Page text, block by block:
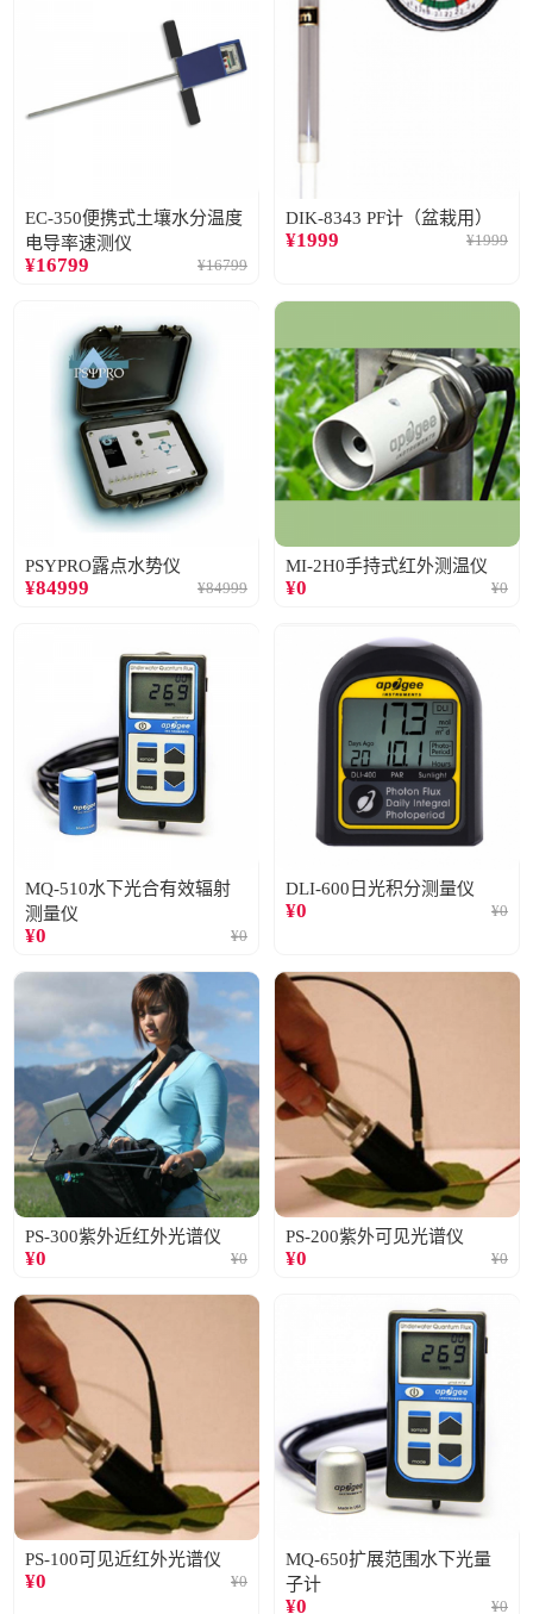
EC-350便携式土壤水分温度
电导率速测仪
¥16799 ¥16799
DIK-8343 PF计（盆栽用）
¥1999 ¥1999
PSYPRO露点水势仪
¥84999 ¥84999
MI-2H0手持式红外测温仪
¥0 ¥0
MQ-510水下光合有效辐射
测量仪
¥0 ¥0
DLI-600日光积分测量仪
¥0 ¥0
PS-300紫外近红外光谱仪
¥0 ¥0
PS-200紫外可见光谱仪
¥0 ¥0
PS-100可见近红外光谱仪
¥0 ¥0
MQ-650扩展范围水下光量
子计
¥0 ¥0